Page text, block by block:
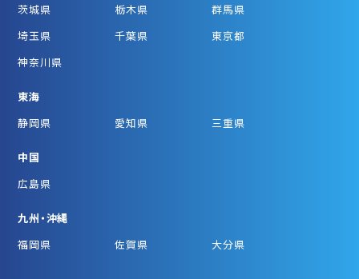
茨城県
栃木県
群馬県
埼玉県
千葉県
東京都
神奈川県
東海
静岡県
愛知県 三重県
中国
広島県
九州・沖縄
福岡県
佐賀県 大分県